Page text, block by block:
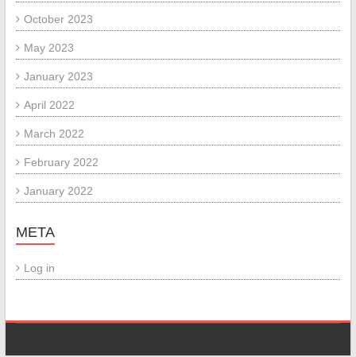
October 2023
May 2023
January 2023
April 2022
March 2022
February 2022
January 2022
META
Log in